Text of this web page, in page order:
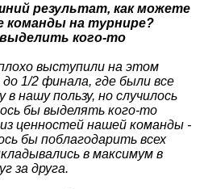
результат, как можете
команды на турнире?
кого-то
выступили на этом
1/2 финала, где были все
нашу пользу, но случилось
бы выделять кого-то
ценностей нашей команды -
бы поблагодарить всех
в максимум в
за друга.